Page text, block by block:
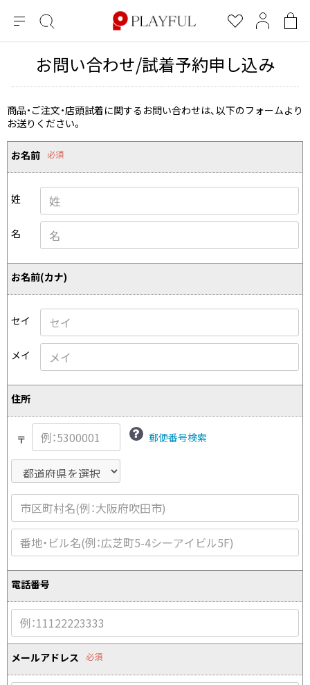
メ
ニ
絞
り
込
み
検
索
お
気
に
入
り
マ
イ
ペ
ー
ジ
シ
ョ
ン
バ
×
すべての新着アイテムを表示
ブランド
コムデギャルソン
ジュンヤワタナベ
ヨウジヤマモト
ワイスリー
リミフゥ
イッセイミヤケ
プリーツプリーズ
ジャンポールゴルチエ
ヴィヴィアンウエストウッド
メゾン マルジェラ
レディース
トップス
ボトムス
アウター
アクセサリー
メンズ
トップス
INDEX ブランドA-Z more brands
BLACK COMME des GARCONS
ブラックコムデギャルソン
コムデギャルソン コムデギャルソン
コムデギャルソンオム
COMME des GARCONS HOMME DEUX
コムデギャルソン オムドゥ
COMME des GARCONS SHIRT
robe de chambre COMME des GARCONS
トリコ コムデギャルソン
JUNYA WATANABE
GANRYU
ガンリュウ
JUNYA WATANABE
ジュンヤワタナベ
Yohji Yamamoto
B Yohji Yamamoto
トップス
長袖ブラウス・シャツ
半袖ブラウス・シャツ
カーディガン
パーカー・スウェット
ワンピース
ベスト・ボレロ
Tシャツ・カットソー
ノースリーブ
ボトムス
スカート
ハーフパンツ・キュロット
サルエルパンツ
その他のボトムス
アウター
ジャケット
コート
ブルゾン
スーツ
トップス
長袖シャツ
半袖シャツ
ニット
パーカー・スウェット
カットソー
Tシャツ・ポロシャツ
ノースリーブ
ボトムス
ウールパンツ
サルエルパンツ
ハーフパンツ
その他のボトムス
アウター
スーツ
ジャケット
ブルゾン
コート
すべてのSALEアイテムを表示
レディース
トップス
ボトムス
アウター
アクセサリー
メンズ
トップス
ボトムス
アウター
アクセサリー
2026.07.29
Sunglass
お問い合わせ/試着予約申し込み
商品・ご注文・店頭試着に関するお問い合わせは、以下のフォームより
お送りください。
お名前 必須
姓
名
お名前(カナ)
セイ
メイ
住所
〒 郵便番号検索
電話番号
メールアドレス 必須